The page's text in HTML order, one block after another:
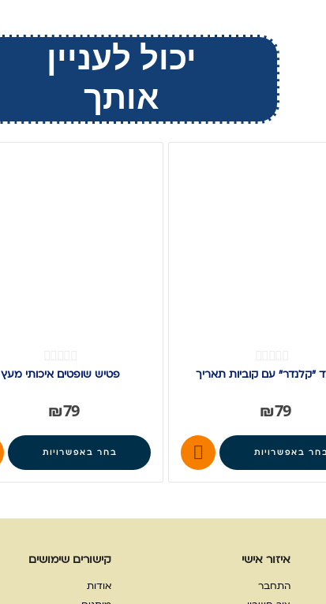
יכול לעניין
אותך
"קלנדר" עם קוביות תאריך
₪79
באפשרויות 
פטיש שופטים איכותי מעץ
₪79
בחר באפשרויות
איזור אישי
התחבר
קישורים שימושים
אודות